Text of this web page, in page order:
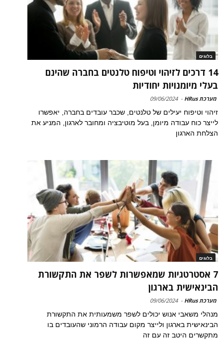
בלוגים
14 דרכים לזיהוי וטיפוח טלנטים בחברה שהינם
בעלי מיומנויות יחודיות
מערכת HRus -
09/06/2024
זיהוי וטיפוח יעילים של טלנטים, שכבר עובדים בחברה, יאפשרו
לייצר כוח עבודה מיומן, בעל מוטיבציה ומחובר לארגון, המניע את
הצלחת הארגון
בלוגים
7 אסטרטגיות שמאפשרות לשפר את התקשורת
הבינאישית בארגון
מערכת HRus -
09/06/2024
מנהלי משאבי אנוש יכולים לשפר משמעותית את התקשורת
הבינאישית בארגון ולייצר מקום עבודה הרמוני שהעובדים בו
מתקשרים היטב זה עם זה